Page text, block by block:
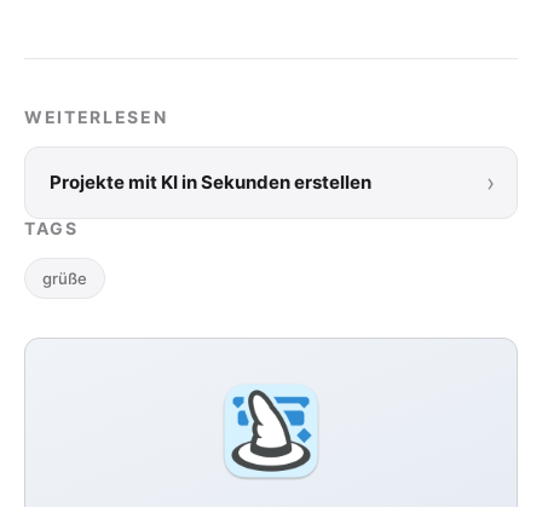
WEITERLESEN
Projekte mit KI in Sekunden erstellen ›
TAGS
grüße